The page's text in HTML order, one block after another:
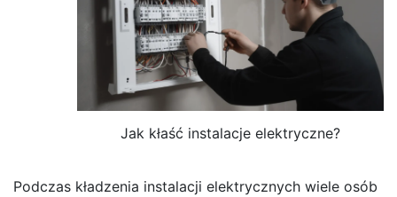
Jak kłaść instalacje elektryczne?
Podczas kładzenia instalacji elektrycznych wiele osób